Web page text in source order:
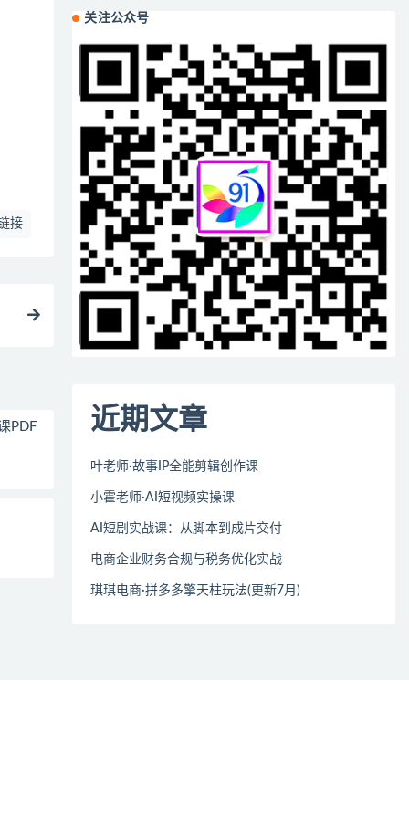
接
PDF
关注公众号
近期文章
叶老师·故事IP全能剪辑创作课
小霍老师·AI短视频实操课
AI短剧实战课：从脚本到成片交付
电商企业财务合规与税务优化实战
琪琪电商·拼多多擎天柱玩法(更新7月)